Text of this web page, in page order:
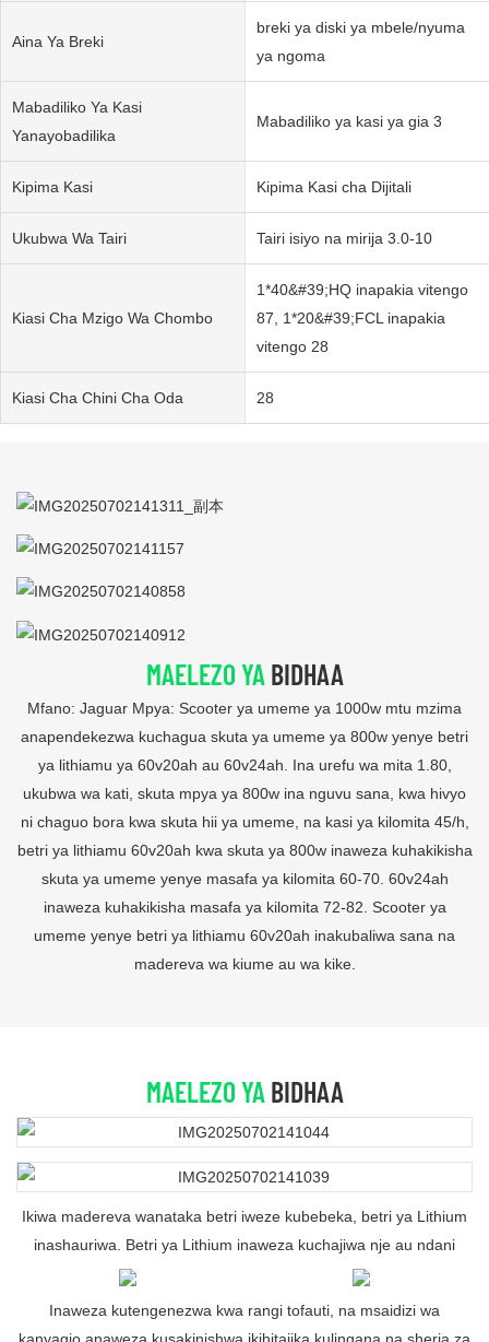
Aina Ya Breki
breki ya diski ya mbele/nyuma
ya ngoma
Mabadiliko Ya Kasi
Yanayobadilika
Mabadiliko ya kasi ya gia 3
Kipima Kasi Kipima Kasi cha Dijitali
Ukubwa Wa Tairi Tairi isiyo na mirija 3.0-10
Kiasi Cha Mzigo Wa Chombo
1*40&#39;HQ inapakia vitengo
87, 1*20&#39;FCL inapakia
vitengo 28
Kiasi Cha Chini Cha Oda 28
MAELEZO YA BIDHAA
Mfano: Jaguar Mpya: Scooter ya umeme ya 1000w mtu mzima
anapendekezwa kuchagua skuta ya umeme ya 800w yenye betri
ya lithiamu ya 60v20ah au 60v24ah. Ina urefu wa mita 1.80,
ukubwa wa kati, skuta mpya ya 800w ina nguvu sana, kwa hivyo
ni chaguo bora kwa skuta hii ya umeme, na kasi ya kilomita 45/h,
betri ya lithiamu 60v20ah kwa skuta ya 800w inaweza kuhakikisha
skuta ya umeme yenye masafa ya kilomita 60-70. 60v24ah
inaweza kuhakikisha masafa ya kilomita 72-82. Scooter ya
umeme yenye betri ya lithiamu 60v20ah inakubaliwa sana na
madereva wa kiume au wa kike.
MAELEZO YA BIDHAA
Ikiwa madereva wanataka betri iweze kubebeka, betri ya Lithium
inashauriwa. Betri ya Lithium inaweza kuchajiwa nje au ndani
Inaweza kutengenezwa kwa rangi tofauti, na msaidizi wa